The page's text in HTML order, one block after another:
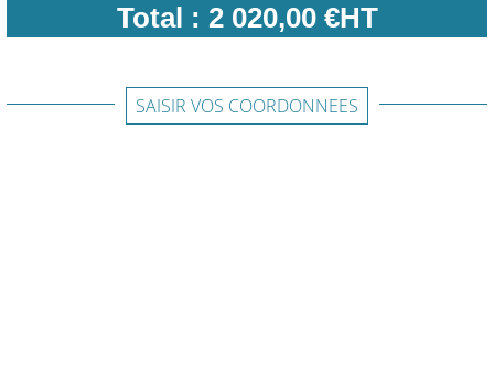
Total : 2 020,00 €HT
SAISIR VOS COORDONNEES